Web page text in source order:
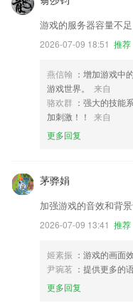
游戏的服务器容量不
2026-07-09 18:51 推荐
燕信翰 ：增加游戏中
游戏世界。
来自
骆欢群 ：强大的技能
加刺激！！
来自
更多回复
茅骅娟
加强游戏的音效和背
2026-07-09 13:41 推荐
姬素振 ：游戏的画面
尹琬茗 ：提供更多的
更多回复